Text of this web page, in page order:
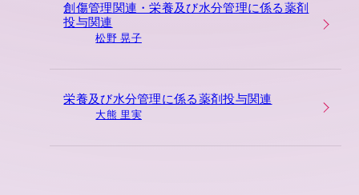
創傷管理関連・栄養及び水分管理に係る薬剤
投与関連
松野 晃子
栄養及び水分管理に係る薬剤投与関連
大熊 里実